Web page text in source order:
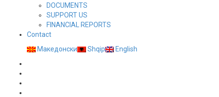
DOCUMENTS
SUPPORT US
FINANCIAL REPORTS
Contact
Македонски
Shqip English